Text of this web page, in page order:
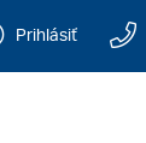
Prihlásiť